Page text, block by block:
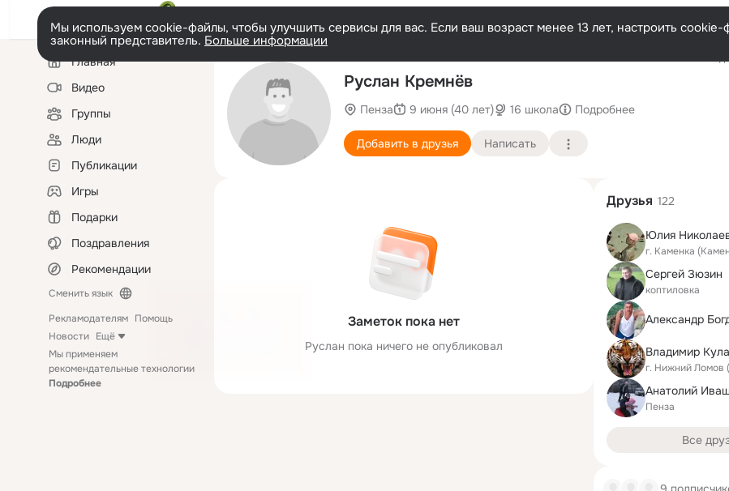
Мы используем cookie-файлы, чтобы улучшить сервисы для вас. Если ваш возраст менее 13 лет, настроить
законный представитель. Больше информации
Левая
колонкаГлавная
Видео
Группы
Люди
Публикации
Игры
Подарки
Поздравления
Рекомендации
Сменить язык
Рекламодателям Помощь
Новости Ещё
Мы применяем
рекомендательные технологии
Подробнее
Руслан Кремнёв
Пенза 9 июня (40 лет) 16 школа Подробнее
Добавить в друзья Написать
Заметок пока нет
Руслан пока ничего не опубликовал
Друзья 122
Юлия
г. Каменка
Сергей Зюзин
коптиловка
Александр
Владимир
г. Нижний Ломов
Анатолий
Пенза
Все